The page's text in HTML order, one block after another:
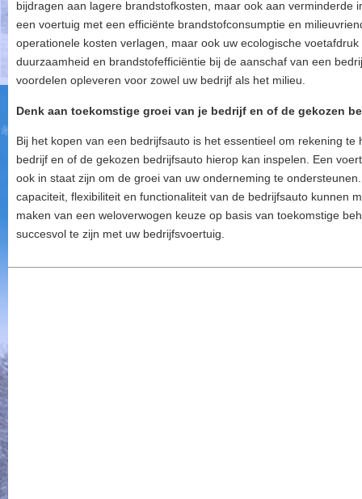
bijdragen aan lagere brandstofkosten, maar ook aan verminderde
een voertuig met een efficiënte brandstofconsumptie en
operationele kosten verlagen, maar ook uw ecologische
duurzaamheid en brandstofefficiëntie bij de aanschaf van een
voordelen opleveren voor zowel uw bedrijf als het milieu.
Denk aan toekomstige groei van je bedrijf en of de gekozen
Bij het kopen van een bedrijfsauto is het essentieel om rekening
bedrijf en of de gekozen bedrijfsauto hierop kan inspelen. Een
ook in staat zijn om de groei van uw onderneming te
capaciteit, flexibiliteit en functionaliteit van de bedrijfsauto kunnen
maken van een weloverwogen keuze op basis van toekomstige
succesvol te zijn met uw bedrijfsvoertuig.